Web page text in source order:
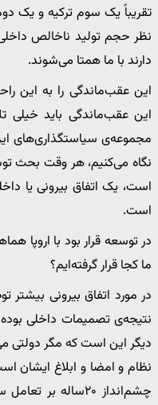
تقریباً یک سوم ترکیه و یک
نظر حجم تولید ناخالص
دارند با ما همتا می‌شوند.
این عقب‌ماندگی را به این
این عقب‌ماندگی باید خیلی
مجموعه‌ی سیاستگذاری‌های
نگاه می‌کنیم، هر وقت بحث
است، یک اتفاق بیرونی یا
است.
در توسعه قرار بود با اروپا
ما کجا قرار گرفته‌ایم؟
در مورد اتفاق بیرونی
نتیجه‌ی تصمیمات داخلی
دیگر این است که مگر دولتی
نظام و امضا و ابلاغ ایشان
چشم‌انداز ۲۰ساله